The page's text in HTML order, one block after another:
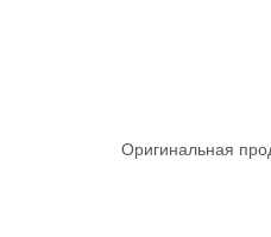
Оригинальная